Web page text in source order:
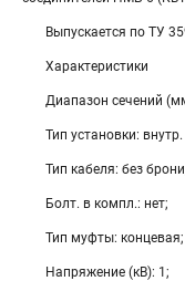
Выпускается по ТУ
Характеристики
Диапазон сечений
Тип установки:
Тип кабеля: без
Болт. в компл.: нет;
Тип муфты: концевая;
Напряжение (кВ): 1;